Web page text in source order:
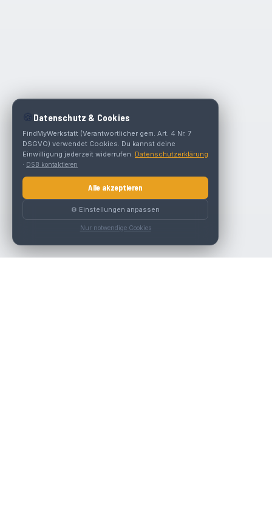
🍪 Datenschutz & Cookies
FindMyWerkstatt (Verantwortlicher gem. Art. 4 Nr. 7
DSGVO) verwendet Cookies. Du kannst deine
Einwilligung jederzeit widerrufen. Datenschutzerklärung
· DSB kontaktieren
Alle akzeptieren
⚙️ Einstellungen anpassen
Nur notwendige Cookies